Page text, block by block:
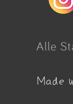
Alle
Made